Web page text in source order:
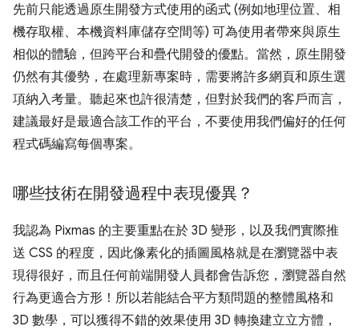
先前只能透過原生開發方式使用的函式 (例如地理位置、相
機存取權、本機資料庫儲存空間等) 可為使用者帶來與原生
相似的體驗，但跨平台和疊代開發的優點。當然，原生開發
仍然有其優勢，在處理新專案時，需要將許多網頁和原生選
項納入考量。聽起來也許很清楚，但對於我們的客戶而言，
建議最好是最適合該工作的平台，不要使用我們偏好的任何
程式碼編寫每個專案。
哪些技術在開發過程中表現優異？
我認為 Pixmas 的主要重點在於 3D 變形，以及我們實際推
送 CSS 的程度，因此像素化的插圖風格就是在瀏覽器中表
現得很好，而且任何前端開發人員都會告訴您，瀏覽器自然
行為更適合方形！所以若能結合平方類問題的整體風格和
3D 數學，可以獲得不錯的效果使用 3D 轉換建立立方體，